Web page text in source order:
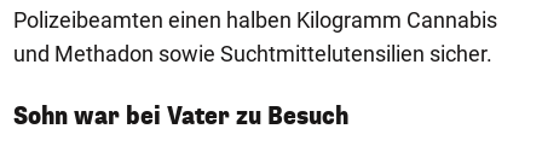
Polizeibeamten einen halben Kilogramm Cannabis
und Methadon sowie Suchtmittelutensilien sicher.
Sohn war bei Vater zu Besuch